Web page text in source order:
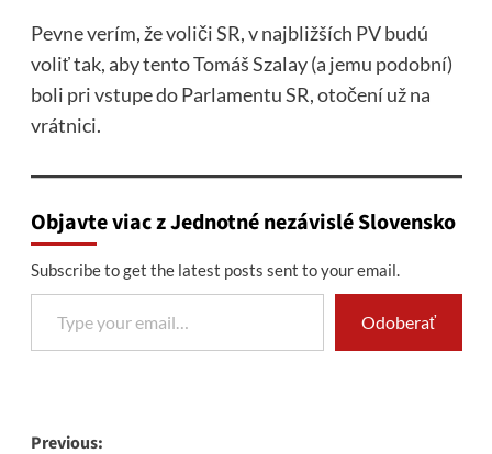
Pevne verím, že voliči SR, v najbližších PV budú
voliť tak, aby tento Tomáš Szalay (a jemu podobní)
boli pri vstupe do Parlamentu SR, otočení už na
vrátnici.
Objavte viac z Jednotné nezávislé Slovensko
Subscribe to get the latest posts sent to your email.
Type your email…
Odoberať
Previous: